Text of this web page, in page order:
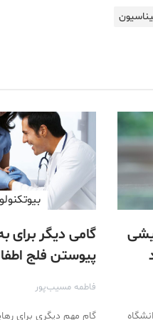
گامی دیگر برای
پیوستن فلج
فاطمه مسیب‌پور
گام مهم دیگری برای